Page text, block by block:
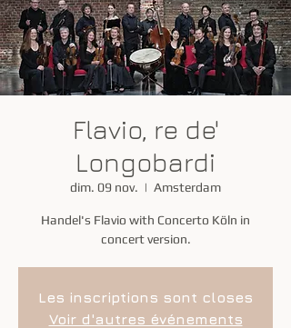
Flavio, re de'
Longobardi
dim. 09 nov.
  |
Amsterdam
Handel's Flavio with Concerto Köln in
concert version.
Les inscriptions sont closes
Voir d'autres événements